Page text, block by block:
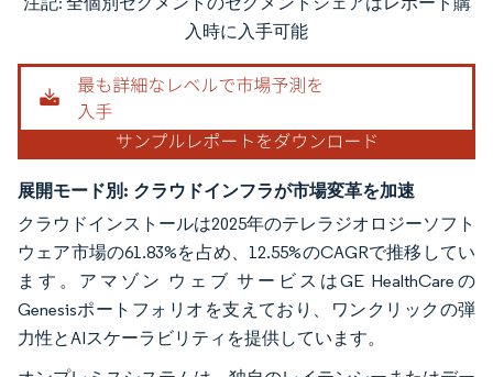
画像 © Mordor Intelligence。再利用にはCC BY 4.0の表示が必要です。
入時に入手可能
展開モード別: クラウドインフラが市場変革を加速
クラウドインストールは2025年のテレラジオロジーソフト
ウェア市場の61.83%を占め、12.55%のCAGRで推移してい
ます。アマゾン ウェブ サービスはGE HealthCareの
Genesisポートフォリオを支えており、ワンクリックの弾
力性とAIスケーラビリティを提供しています。